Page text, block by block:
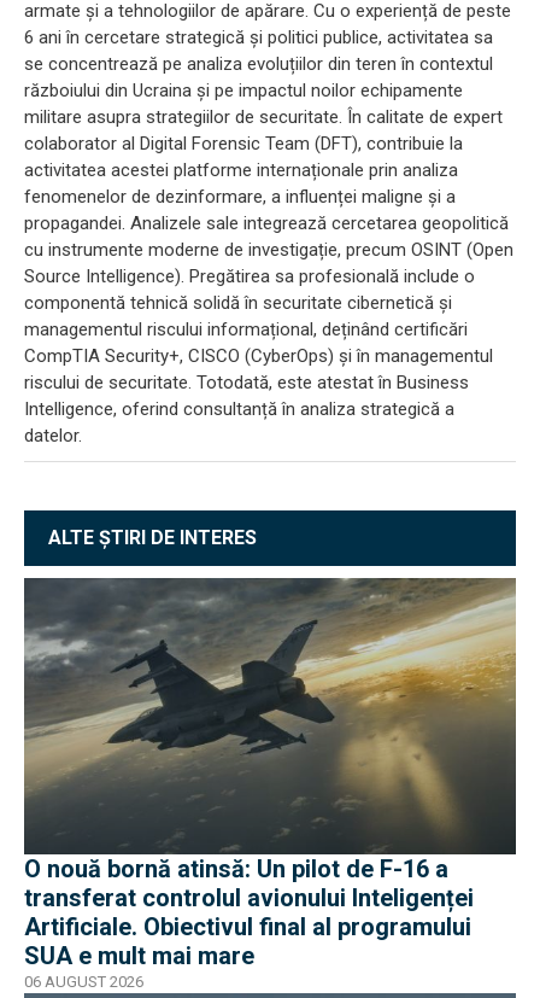
armate și a tehnologiilor de apărare. Cu o experiență de peste
6 ani în cercetare strategică și politici publice, activitatea sa
se concentrează pe analiza evoluțiilor din teren în contextul
războiului din Ucraina și pe impactul noilor echipamente
militare asupra strategiilor de securitate. În calitate de expert
colaborator al Digital Forensic Team (DFT), contribuie la
activitatea acestei platforme internaționale prin analiza
fenomenelor de dezinformare, a influenței maligne și a
propagandei. Analizele sale integrează cercetarea geopolitică
cu instrumente moderne de investigație, precum OSINT (Open
Source Intelligence). Pregătirea sa profesională include o
componentă tehnică solidă în securitate cibernetică și
managementul riscului informațional, deținând certificări
CompTIA Security+, CISCO (CyberOps) și în managementul
riscului de securitate. Totodată, este atestat în Business
Intelligence, oferind consultanță în analiza strategică a
datelor.
ALTE ȘTIRI DE INTERES
O nouă bornă atinsă: Un pilot de F-16 a
transferat controlul avionului Inteligenței
Artificiale. Obiectivul final al programului
SUA e mult mai mare
06 AUGUST 2026